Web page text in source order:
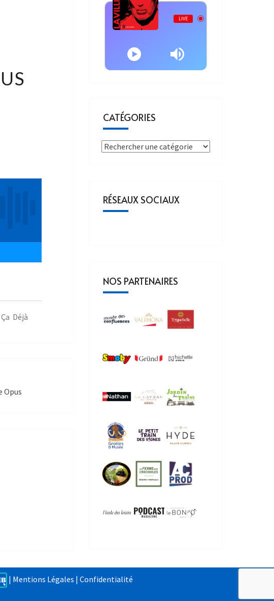
Déjà
Opus
Live AURAONE
LIVE
et NICOLETTA - Bernard LAVILLIERS et NICOLETTA - Idées noires (cover) 2014
CATÉGORIES
RÉSEAUX SOCIAUX
NOS PARTENAIRES
| Mentions Légales | Confidentialité